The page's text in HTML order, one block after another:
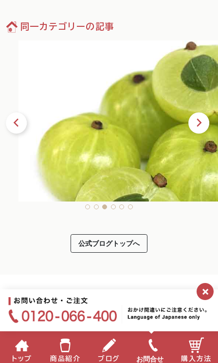
同一カテゴリーの記事
2026.05.08
アムラが紫外線による肌老化を抑制！
公式ブログトップへ
×
トップ 商品紹介 ブログ お問合せ 購入方法